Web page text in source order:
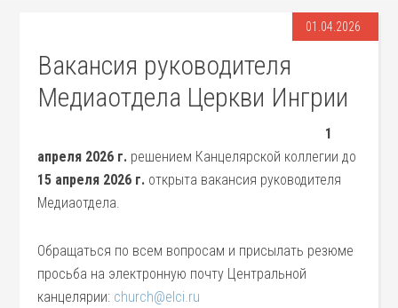
01.04.2026
Вакансия руководителя
Медиаотдела Церкви Ингрии
1
апреля 2026 г. решением Канцелярской коллегии до
15 апреля 2026 г. открыта вакансия руководителя
Медиаотдела.
Обращаться по всем вопросам и присылать резюме
просьба на электронную почту Центральной
канцелярии: church@elci.ru